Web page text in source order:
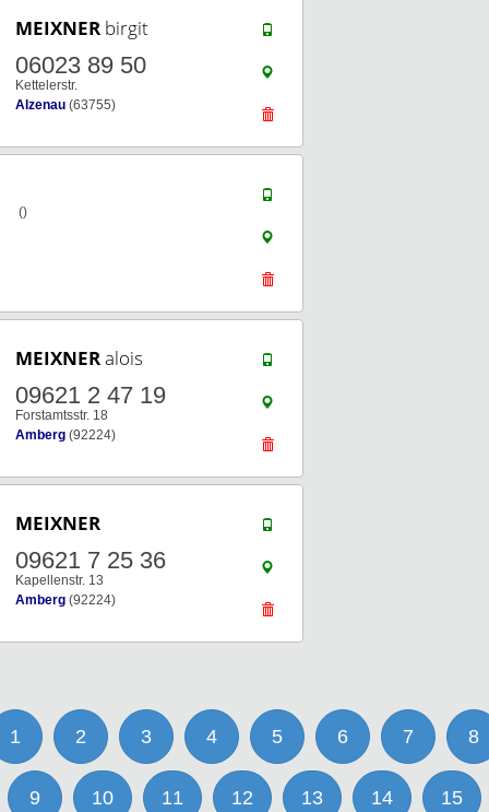
MEIXNER birgit
06023 89 50
Kettelerstr.
Alzenau (63755)
()
MEIXNERalois
09621 2 47 19
Forstamtsstr. 18
Amberg (92224)
MEIXNER
09621 7 25 36
Kapellenstr. 13
Amberg (92224)
1 2 3 4 5 6 7 8
9 10 11 12 13 14 15